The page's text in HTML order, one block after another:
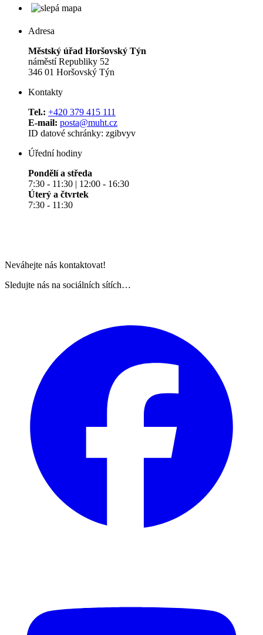
Adresa
Městský úřad Horšovský Týn
náměstí Republiky 52
346 01 Horšovský Týn
Kontakty
Tel.: +420 379 415 111
E-mail: posta@muht.cz
ID datové schránky: zgibvyv
Úřední hodiny
Pondělí a středa
7:30 - 11:30 | 12:00 - 16:30
Úterý a čtvrtek
7:30 - 11:30
Neváhejte nás kontaktovat!
Sledujte nás na sociálních sítích…